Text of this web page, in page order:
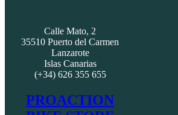
Calle Mato, 2
35510 Puerto del Carmen
Lanzarote
Islas Canarias
(+34) 626 355 655
PROACTION